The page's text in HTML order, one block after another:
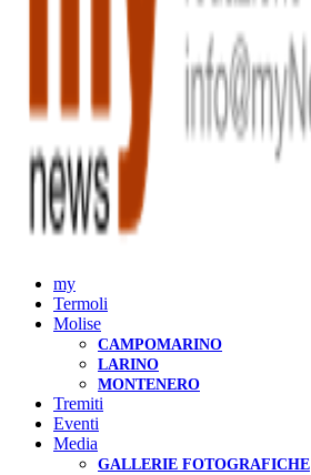
my
Termoli
Molise
CAMPOMARINO
LARINO
MONTENERO
Tremiti
Eventi
Media
GALLERIE FOTOGRAFICHE